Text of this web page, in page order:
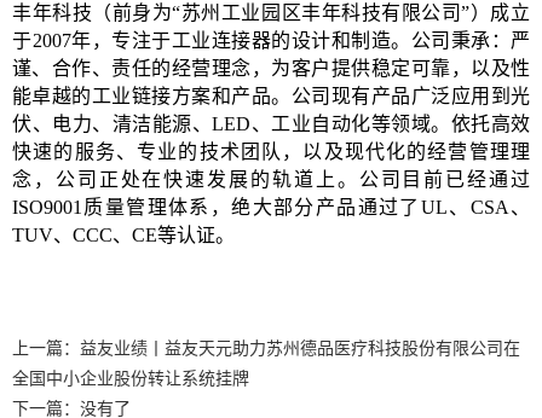
丰年科技（前身为“苏州工业园区丰年科技有限公司”）成立
于2007年，专注于工业连接器的设计和制造。公司秉承：严
谨、合作、责任的经营理念，为客户提供稳定可靠，以及性
能卓越的工业链接方案和产品。公司现有产品广泛应用到光
伏、电力、清洁能源、LED、工业自动化等领域。依托高效
快速的服务、专业的技术团队，以及现代化的经营管理理
念，公司正处在快速发展的轨道上。公司目前已经通过
ISO9001质量管理体系，绝大部分产品通过了UL、CSA、
TUV、CCC、CE等认证。
上一篇： 益友业绩丨益友天元助力苏州德品医疗科技股份有限公司在
全国中小企业股份转让系统挂牌
下一篇： 没有了